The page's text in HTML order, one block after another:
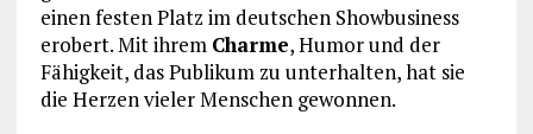
einen festen Platz im deutschen Showbusiness
erobert. Mit ihrem Charme, Humor und der
Fähigkeit, das Publikum zu unterhalten, hat sie
die Herzen vieler Menschen gewonnen.